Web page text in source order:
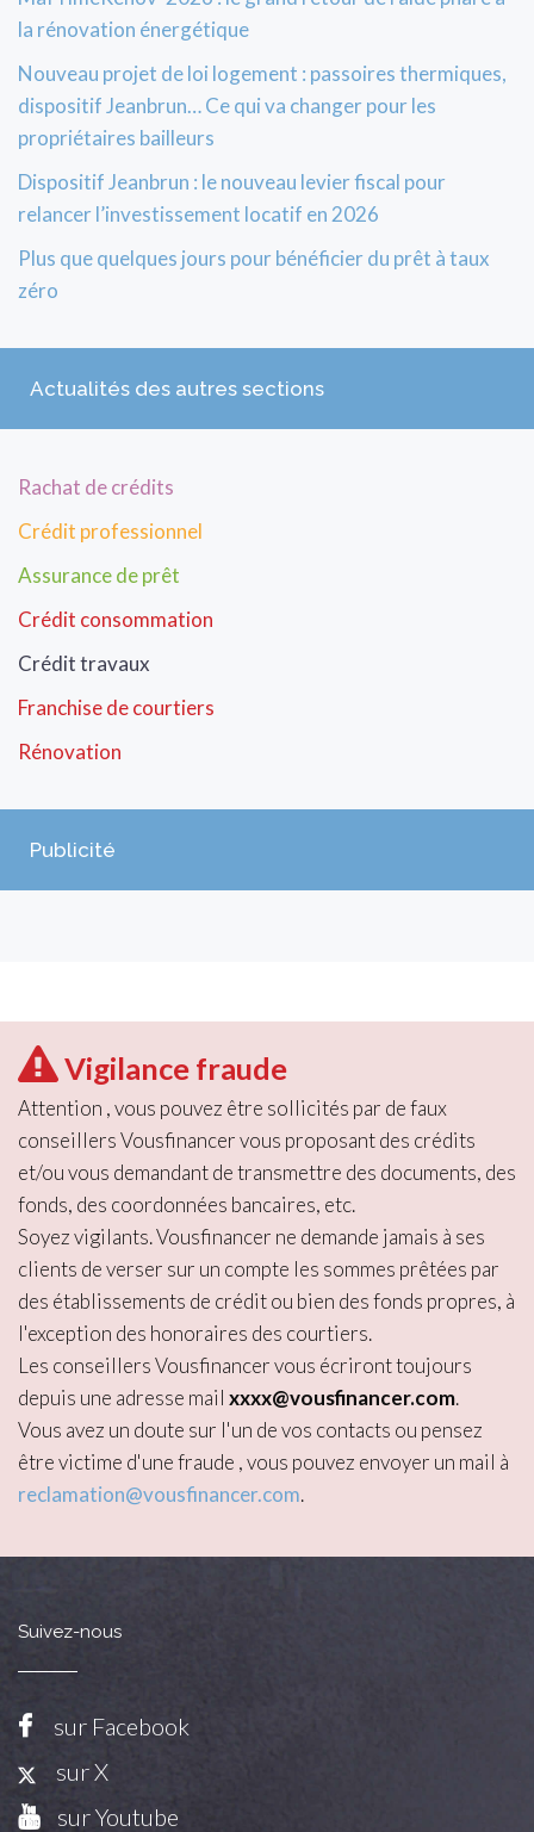
la rénovation énergétique
Nouveau projet de loi logement : passoires thermiques,
dispositif Jeanbrun… Ce qui va changer pour les
propriétaires bailleurs
Dispositif Jeanbrun : le nouveau levier fiscal pour
relancer l’investissement locatif en 2026
Plus que quelques jours pour bénéficier du prêt à taux
zéro
Actualités des autres sections
Rachat de crédits
Crédit professionnel
Assurance de prêt
Crédit consommation
Crédit travaux
Franchise de courtiers
Rénovation
Publicité
Vigilance fraude
Attention , vous pouvez être sollicités par de faux
conseillers Vousfinancer vous proposant des crédits
et/ou vous demandant de transmettre des documents, des
fonds, des coordonnées bancaires, etc.
Soyez vigilants. Vousfinancer ne demande jamais à ses
clients de verser sur un compte les sommes prêtées par
des établissements de crédit ou bien des fonds propres, à
l'exception des honoraires des courtiers.
Les conseillers Vousfinancer vous écriront toujours
depuis une adresse mail xxxx@vousfinancer.com.
Vous avez un doute sur l'un de vos contacts ou pensez
être victime d'une fraude , vous pouvez envoyer un mail à
reclamation@vousfinancer.com.
Suivez-nous
sur Facebook
sur X
sur Youtube